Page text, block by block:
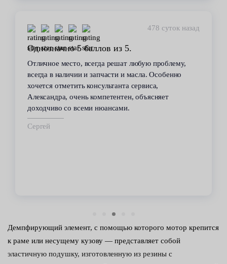
478 суток назад
Однозначно 5 баллов из 5.
Отличное место, всегда решат любую проблему,
всегда в наличии и запчасти и масла. Особенно
хочется отметить консультанта сервиса,
Александра, очень компетентен, объясняет
доходчиво со всеми нюансами.
Сергей
Демпфирующий элемент, с помощью которого мотор крепится
к раме или несущему кузову — представляет собой
эластичную подушку, изготовленную из резины с